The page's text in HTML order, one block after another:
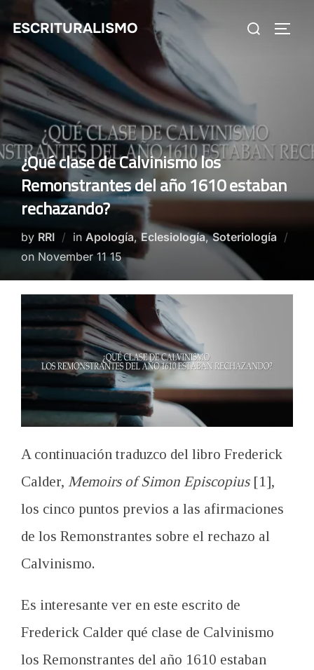
content
ESCRITURALISMO
Search
¿Qué clase de Calvinismo los
Remonstrantes del año 1610 estaban
rechazando?
by RRI in Apología,Eclesiología,Soteriología
on Posted
November 11 15
A continuación traduzco del libro Frederick
Calder, Memoirs of Simon Episcopius[1],
los cinco puntos previos a las afirmaciones
de los Remonstrantes sobre el rechazo al
Calvinismo.
Es interesante ver en este escrito de
Frederick Calder qué clase de Calvinismo
los Remonstrantes del año 1610 estaban